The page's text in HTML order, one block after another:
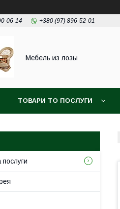
06-14 +380 (97) 896-52-01
Мебель из лозы
ТОВАРИ ТО ПОСЛУГИ